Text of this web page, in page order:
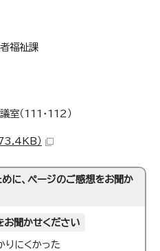
福祉課
室（111・112）
）
に、ページのご感想をお聞か
お聞かせください
りにくかった